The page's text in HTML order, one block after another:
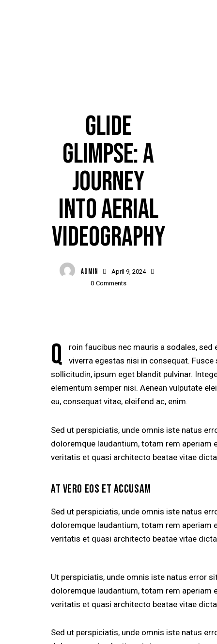
GLIDE
GLIMPSE: A
JOURNEY
INTO AERIAL
VIDEOGRAPHY
ADMIN
April 9, 2024
0 Comments
Q
roin faucibus nec mauris a sodales,
viverra egestas nisi in consequat.
sollicitudin, ipsum eget blandit pulvinar.
elementum semper nisi. Aenean vulputate
eu, consequat vitae, eleifend ac, enim.
Sed ut perspiciatis, unde omnis iste natus
doloremque laudantium, totam rem aperiam
veritatis et quasi architecto beatae vitae
AT VERO EOS ET ACCUSAM
Sed ut perspiciatis, unde omnis iste natus
doloremque laudantium, totam rem aperiam
veritatis et quasi architecto beatae vitae
Ut perspiciatis, unde omnis iste natus error
doloremque laudantium, totam rem aperiam
veritatis et quasi architecto beatae vitae
Sed ut perspiciatis, unde omnis iste natus